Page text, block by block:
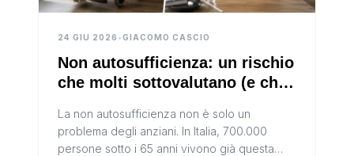
24 GIU 2026 •GIACOMO CASCIO
Non autosufficienza: un rischio
che molti sottovalutano (e che
10 euro al mese)
La non autosufficienza non è solo un
problema degli anziani. In Italia, 700.000
persone sotto i 65 anni vivono già questa